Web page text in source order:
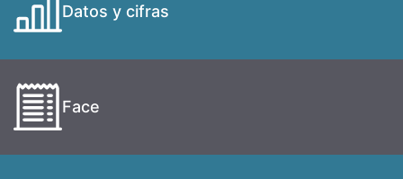
Datos y cifras
Face